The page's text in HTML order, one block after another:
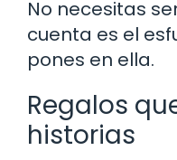
No necesitas
cuenta es el
pones en ella.
Regalos
historias